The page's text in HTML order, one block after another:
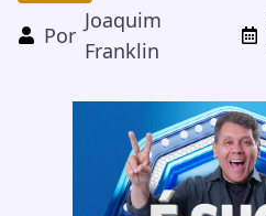
Por
Joaquim
Franklin